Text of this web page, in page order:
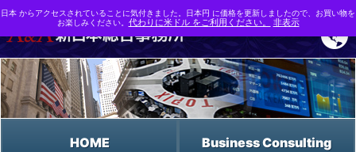
HOME Business Consulting
日本 からアクセスされていることに気付きました。日本円 に価格を更新しましたので、お買い物を
お楽しみください。 代わりに米ドル をご利用ください。 非表示